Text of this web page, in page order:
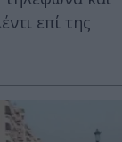
επί της